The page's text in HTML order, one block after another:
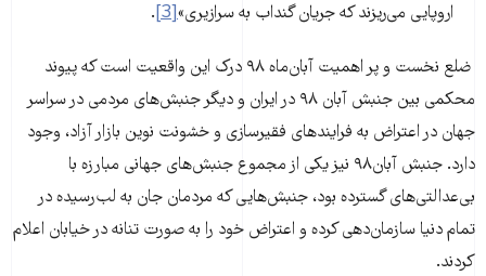
اروپایی می‌ریزند که جریان گنداب به سرازیری»[3]
.
ضلع نخست و پر اهمیت آبان‌ماه ٩٨ درک این واقعیت است که پیوند
محکمی بین جنبش آبان ۹۸ در ایران و دیگر جنبش‌های مردمی در سراسر
جهان در اعتراض به فرایندهای فقیرسازی و خشونت نوین بازار آزاد، وجود
دارد. جنبش آبان‌٩٨ نیز یکی از مجموع جنبش‌های جهانی مبارزه با
بی‌عدالتی‌های گسترده بود، جنبش‌هایی که مردمان جان به لب‌رسیده در
تمام دنیا سازمان‌دهی کرده و اعتراض خود را به صورت تنانه در خیابان اعلام
کردند.